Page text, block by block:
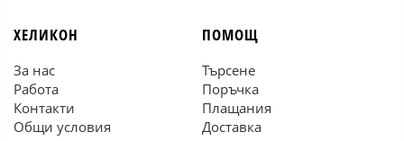
ХЕЛИКОН
За нас
Работа
Контакти
Общи условия
ПОМОЩ
Търсене
Поръчка
Плащания
Доставка